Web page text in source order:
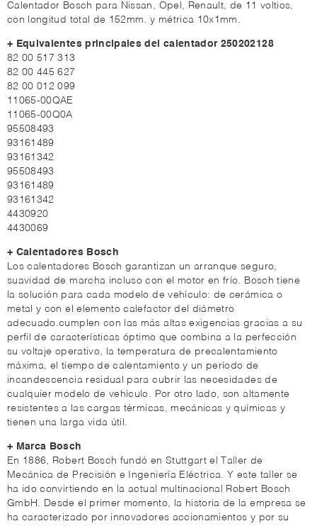
Calentador Bosch para Nissan, Opel, Renault, de 11 voltios,
con longitud total de 152mm. y métrica 10x1mm.
+ Equivalentes principales del calentador 250202128
82 00 517 313
82 00 445 627
82 00 012 099
11065-00QAE
11065-00Q0A
95508493
93161489
93161342
95508493
93161489
93161342
4430920
4430069
+ Calentadores Bosch
Los calentadores Bosch garantizan un arranque seguro,
suavidad de marcha incluso con el motor en frío. Bosch tiene
la solución para cada modelo de vehículo: de cerámica o
metal y con el elemento calefactor del diámetro
adecuado.cumplen con las más altas exigencias gracias a su
perfil de características óptimo que combina a la perfección
su voltaje operativo, la temperatura de precalentamiento
máxima, el tiempo de calentamiento y un período de
incandescencia residual para cubrir las necesidades de
cualquier modelo de vehículo. Por otro lado, son altamente
resistentes a las cargas térmicas, mecánicas y químicas y
tienen una larga vida útil.
+ Marca Bosch
En 1886, Robert Bosch fundó en Stuttgart el Taller de
Mecánica de Precisión e Ingeniería Eléctrica. Y este taller se
ha ido convirtiendo en la actual multinacional Robert Bosch
GmbH. Desde el primer momento, la historia de la empresa se
ha caracterizado por innovadores accionamientos y por su